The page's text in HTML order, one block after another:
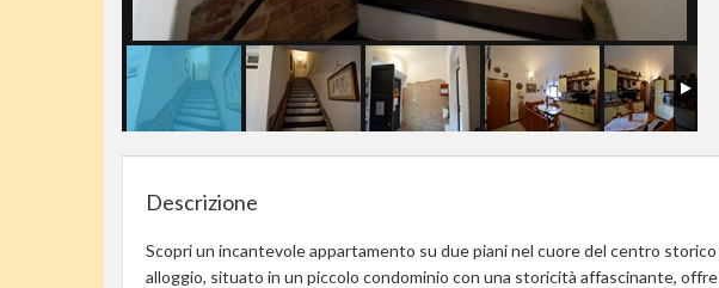
Descrizione
Scopri un incantevole appartamento su due piani nel cuore del centro
alloggio, situato in un piccolo condominio con una storicità affascinante,